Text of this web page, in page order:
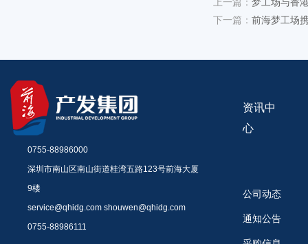
下一篇： 前海梦工场
0755-88986000
深圳市南山区南山街道桂湾五路123号前海大厦
9楼
service@qhidg.com shouwen@qhidg.com
0755-88986111
资讯中
心
公司动态
通知公告